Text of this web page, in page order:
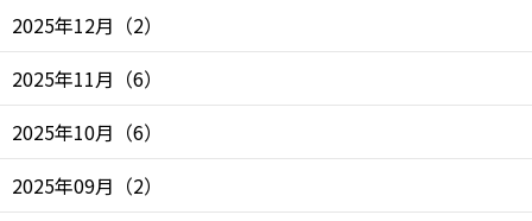
2025年12月 （2）
2025年11月 （6）
2025年10月 （6）
2025年09月 （2）